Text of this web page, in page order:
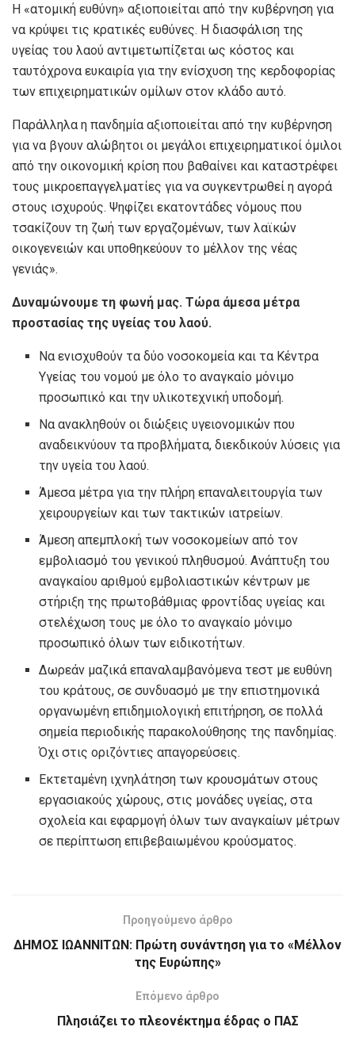
Η «ατομική ευθύνη» αξιοποιείται από την κυβέρνηση για
να κρύψει τις κρατικές ευθύνες. Η διασφάλιση της
υγείας του λαού αντιμετωπίζεται ως κόστος και
ταυτόχρονα ευκαιρία για την ενίσχυση της κερδοφορίας
των επιχειρηματικών ομίλων στον κλάδο αυτό.
Παράλληλα η πανδημία αξιοποιείται από την κυβέρνηση
για να βγουν αλώβητοι οι μεγάλοι επιχειρηματικοί όμιλοι
από την οικονομική κρίση που βαθαίνει και καταστρέφει
τους μικροεπαγγελματίες για να συγκεντρωθεί η αγορά
στους ισχυρούς. Ψηφίζει εκατοντάδες νόμους που
τσακίζουν τη ζωή των εργαζομένων, των λαϊκών
οικογενειών και υποθηκεύουν το μέλλον της νέας
γενιάς».
Δυναμώνουμε τη φωνή μας. Τώρα άμεσα μέτρα
προστασίας της υγείας του λαού.
Να ενισχυθούν τα δύο νοσοκομεία και τα Κέντρα
Υγείας του νομού με όλο το αναγκαίο μόνιμο
προσωπικό και την υλικοτεχνική υποδομή.
Να ανακληθούν οι διώξεις υγειονομικών που
αναδεικνύουν τα προβλήματα, διεκδικούν λύσεις για
την υγεία του λαού.
Άμεσα μέτρα για την πλήρη επαναλειτουργία των
χειρουργείων και των τακτικών ιατρείων.
Άμεση απεμπλοκή των νοσοκομείων από τον
εμβολιασμό του γενικού πληθυσμού. Ανάπτυξη του
αναγκαίου αριθμού εμβολιαστικών κέντρων με
στήριξη της πρωτοβάθμιας φροντίδας υγείας και
στελέχωση τους με όλο το αναγκαίο μόνιμο
προσωπικό όλων των ειδικοτήτων.
Δωρεάν μαζικά επαναλαμβανόμενα τεστ με ευθύνη
του κράτους, σε συνδυασμό με την επιστημονικά
οργανωμένη επιδημιολογική επιτήρηση, σε πολλά
σημεία περιοδικής παρακολούθησης της πανδημίας.
Όχι στις οριζόντιες απαγορεύσεις.
Εκτεταμένη ιχνηλάτηση των κρουσμάτων στους
εργασιακούς χώρους, στις μονάδες υγείας, στα
σχολεία και εφαρμογή όλων των αναγκαίων μέτρων
σε περίπτωση επιβεβαιωμένου κρούσματος.
Προηγούμενο άρθρο
ΔΗΜΟΣ ΙΩΑΝΝΙΤΩΝ: Πρώτη συνάντηση για το «Μέλλον
της Ευρώπης»
Επόμενο άρθρο
Πλησιάζει το πλεονέκτημα έδρας ο ΠΑΣ